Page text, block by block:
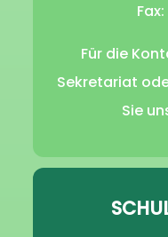
Für die
Sekretariat
Sie